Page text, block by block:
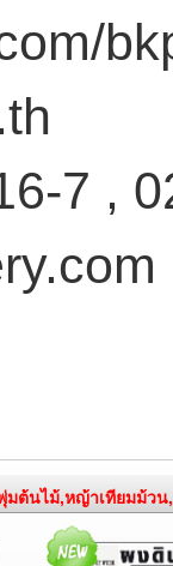
7 ,
ต้นไม้,หญ้าเทียมม้วน